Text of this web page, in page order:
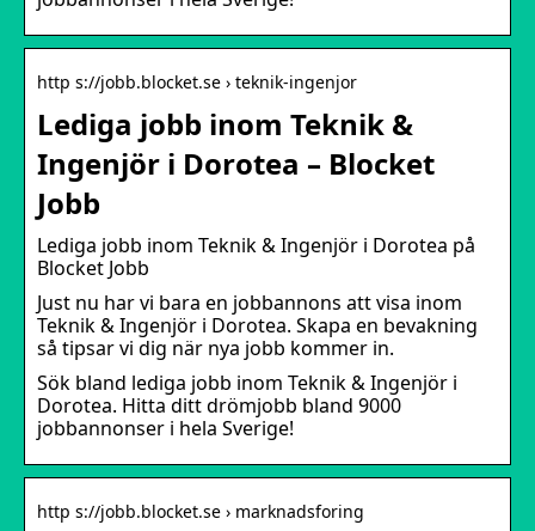
http s://jobb.blocket.se › teknik-ingenjor
Lediga jobb inom Teknik &
Ingenjör i Dorotea – Blocket
Jobb
Lediga jobb inom Teknik & Ingenjör i Dorotea på
Blocket Jobb
Just nu har vi bara en jobbannons att visa inom
Teknik & Ingenjör i Dorotea. Skapa en bevakning
så tipsar vi dig när nya jobb kommer in.
Sök bland lediga jobb inom Teknik & Ingenjör i
Dorotea. Hitta ditt drömjobb bland 9000
jobbannonser i hela Sverige!
http s://jobb.blocket.se › marknadsforing